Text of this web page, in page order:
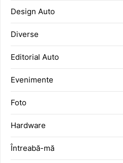
Design Auto
Diverse
Editorial Auto
Evenimente
Foto
Hardware
Întreabă-mă